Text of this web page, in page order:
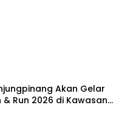
Akan Gelar
Run 2026 di Kawasan